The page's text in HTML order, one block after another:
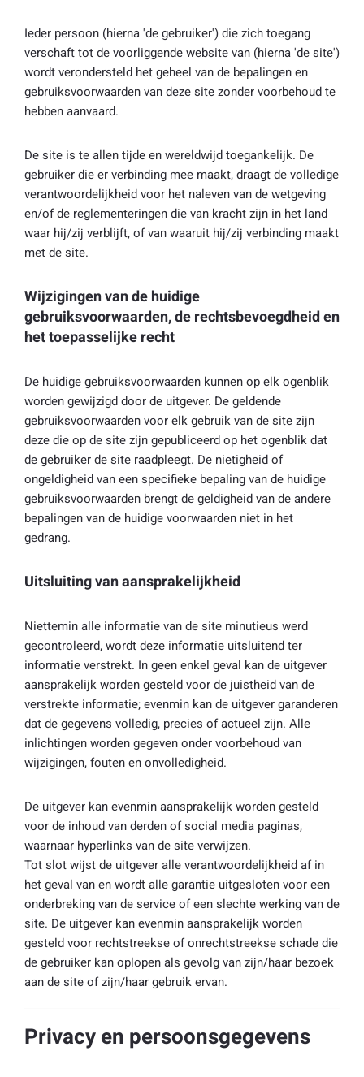
Ieder persoon (hierna 'de gebruiker') die zich toegang
verschaft tot de voorliggende website van (hierna 'de site')
wordt verondersteld het geheel van de bepalingen en
gebruiksvoorwaarden van deze site zonder voorbehoud te
hebben aanvaard.
De site is te allen tijde en wereldwijd toegankelijk. De
gebruiker die er verbinding mee maakt, draagt de volledige
verantwoordelijkheid voor het naleven van de wetgeving
en/of de reglementeringen die van kracht zijn in het land
waar hij/zij verblijft, of van waaruit hij/zij verbinding maakt
met de site.
Wijzigingen van de huidige
gebruiksvoorwaarden, de rechtsbevoegdheid en
het toepasselijke recht
De huidige gebruiksvoorwaarden kunnen op elk ogenblik
worden gewijzigd door de uitgever. De geldende
gebruiksvoorwaarden voor elk gebruik van de site zijn
deze die op de site zijn gepubliceerd op het ogenblik dat
de gebruiker de site raadpleegt. De nietigheid of
ongeldigheid van een specifieke bepaling van de huidige
gebruiksvoorwaarden brengt de geldigheid van de andere
bepalingen van de huidige voorwaarden niet in het
gedrang.
Uitsluiting van aansprakelijkheid
Niettemin alle informatie van de site minutieus werd
gecontroleerd, wordt deze informatie uitsluitend ter
informatie verstrekt. In geen enkel geval kan de uitgever
aansprakelijk worden gesteld voor de juistheid van de
verstrekte informatie; evenmin kan de uitgever garanderen
dat de gegevens volledig, precies of actueel zijn. Alle
inlichtingen worden gegeven onder voorbehoud van
wijzigingen, fouten en onvolledigheid.
De uitgever kan evenmin aansprakelijk worden gesteld
voor de inhoud van derden of social media paginas,
waarnaar hyperlinks van de site verwijzen.
Tot slot wijst de uitgever alle verantwoordelijkheid af in
het geval van en wordt alle garantie uitgesloten voor een
onderbreking van de service of een slechte werking van de
site. De uitgever kan evenmin aansprakelijk worden
gesteld voor rechtstreekse of onrechtstreekse schade die
de gebruiker kan oplopen als gevolg van zijn/haar bezoek
aan de site of zijn/haar gebruik ervan.
Privacy en persoonsgegevens